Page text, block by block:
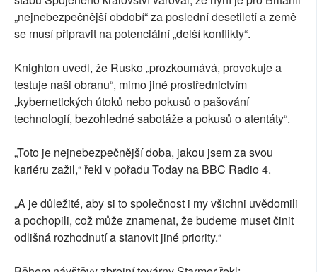
„nejnebezpečnější období“ za poslední desetiletí a země
se musí připravit na potenciální „delší konflikty“.
Knighton uvedl, že Rusko „prozkoumává, provokuje a
testuje naši obranu“, mimo jiné prostřednictvím
„kybernetických útoků nebo pokusů o pašování
technologií, bezohledné sabotáže a pokusů o atentáty“.
„Toto je nejnebezpečnější doba, jakou jsem za svou
kariéru zažil,“ řekl v pořadu Today na BBC Radio 4.
„A je důležité, aby si to společnost i my všichni uvědomili
a pochopili, což může znamenat, že budeme muset činit
odlišná rozhodnutí a stanovit jiné priority.“